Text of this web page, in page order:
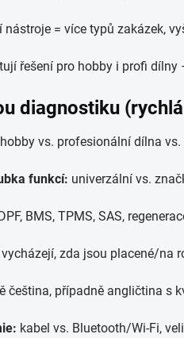
nástroje = více typů zakázek,
řešení pro hobby i profi dílny
diagnostiku
hobby vs. profesionální dílna
funkcí: univerzální vs.
BMS, TPMS, SAS,
zda jsou placené/na
čeština, případně angličtina s
kabel vs. Bluetooth/Wi-Fi,